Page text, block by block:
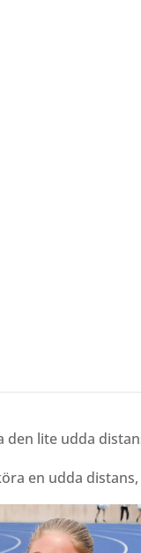
den lite udda
en udda distans,